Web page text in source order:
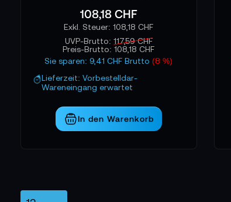
regelmäßig unter Zeitdruck oder in
Befestigungssystemen – sie sichern nicht nur
108,18 CHF
108,18 CHF
UVP-Brutto: 117,59 CHF
Preis-Brutto:108,18 CHF
Sie sparen: 9,41 CHF Brutto(8 %)
Lieferzeit: Vorbestelldar-
Wareneingang erwartet
In den Warenkorb